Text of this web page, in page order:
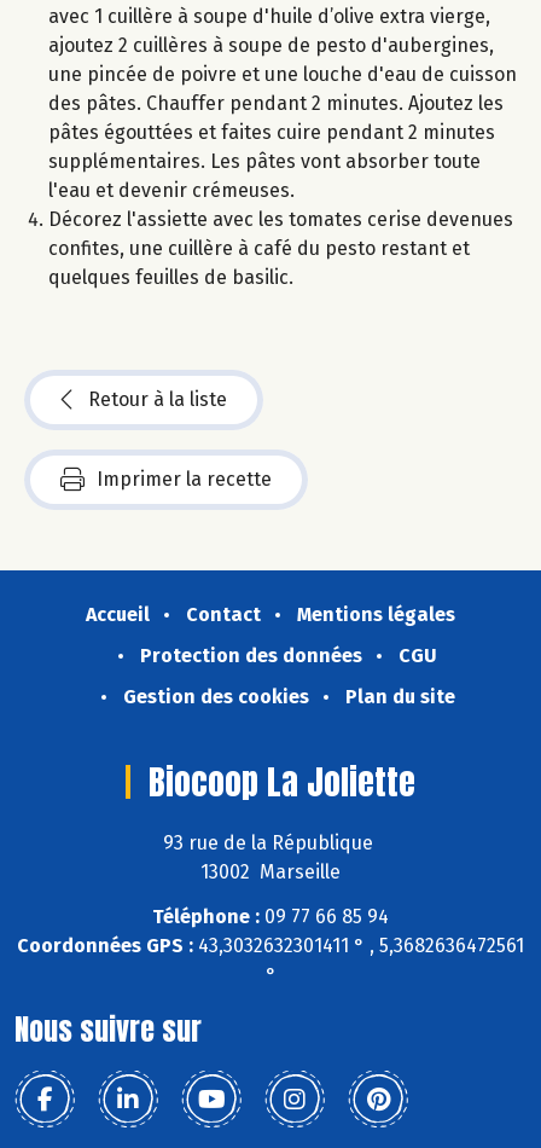
avec 1 cuillère à soupe d'huile d’olive extra vierge,
ajoutez 2 cuillères à soupe de pesto d'aubergines,
une pincée de poivre et une louche d'eau de cuisson
des pâtes. Chauffer pendant 2 minutes. Ajoutez les
pâtes égouttées et faites cuire pendant 2 minutes
supplémentaires. Les pâtes vont absorber toute
l'eau et devenir crémeuses.
Décorez l'assiette avec les tomates cerise devenues
confites, une cuillère à café du pesto restant et
quelques feuilles de basilic.
Retour à la liste
Imprimer la recette
Accueil Contact
Mentions légales
Protection des données
CGU
Gestion des cookies
Plan du site
Biocoop La Joliette
93 rue de la République
13002 Marseille
Téléphone : 09 77 66 85 94
Coordonnées GPS : 43,3032632301411 ° , 5,3682636472561
°
Nous suivre sur